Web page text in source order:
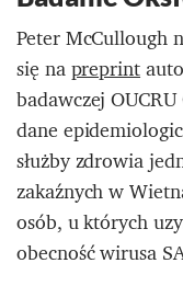
Peter McCullough
się napreprint
badawczej
dane
służby zdrowia
zakaźnych w
osób, u których
obecność wirusa